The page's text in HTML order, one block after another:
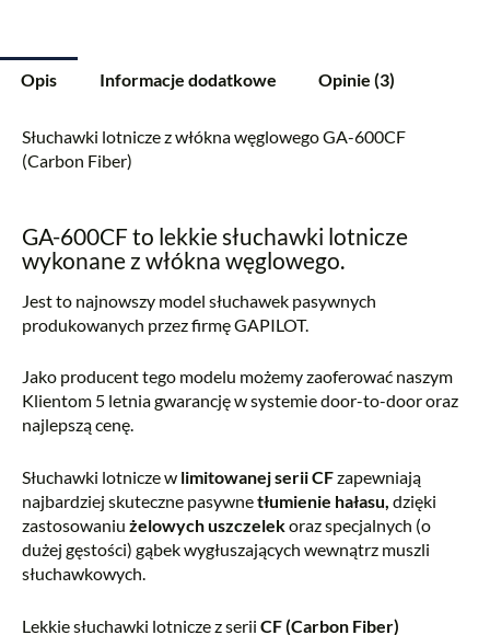
Opis Informacje dodatkowe Opinie (3)
Słuchawki lotnicze z włókna węglowego GA-600CF
(Carbon Fiber)
GA-600CF to lekkie słuchawki lotnicze
wykonane z włókna węglowego.
Jest to najnowszy model słuchawek pasywnych
produkowanych przez firmę GAPILOT.
Jako producent tego modelu możemy zaoferować naszym
Klientom 5 letnia gwarancję w systemie door-to-door oraz
najlepszą cenę.
Słuchawki lotnicze w limitowanej serii CFzapewniają
najbardziej skuteczne pasywnetłumienie hałasu, dzięki
zastosowaniu żelowych uszczelekoraz specjalnych (o
dużej gęstości) gąbek wygłuszających wewnątrz muszli
słuchawkowych.
Lekkie słuchawki lotnicze z serii CF (Carbon Fiber)